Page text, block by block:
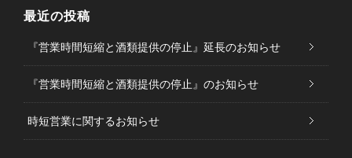
最近の投稿
『営業時間短縮と酒類提供の停止』延長のお知らせ
『営業時間短縮と酒類提供の停止』のお知らせ
時短営業に関するお知らせ